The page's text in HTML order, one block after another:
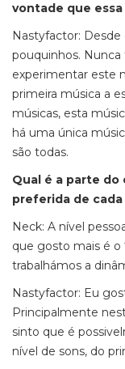
vontade que
Nastyfactor: Desde
pouquinhos.
experimentar este
primeira música a
músicas, esta
há uma única
são todas.
Qual é a parte do
preferida de cada
Neck: A nível
que gosto mais é o
trabalhámos a
Nastyfactor: Eu
Principalmente
sinto que é
nível de sons, do